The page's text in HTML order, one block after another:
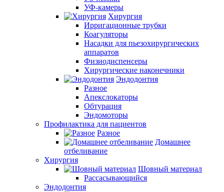
УФ-камеры
Хирургия
Ирригационные трубки
Коагуляторы
Насадки для пьезохирургических
аппаратов
Физиодиспенсеры
Хирургические наконечники
Эндодонтия
Разное
Апекслокаторы
Обтурация
Эндомоторы
Профилактика для пациентов
Разное
Домашнее
отбеливание
Хирургия
Шовный материал
Рассасывающийся
Эндодонтия